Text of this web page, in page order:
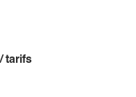
tarifs